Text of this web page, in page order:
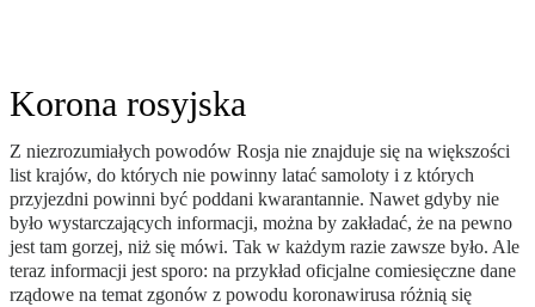
Korona rosyjska
Z niezrozumiałych powodów Rosja nie znajduje się na większości
list krajów, do których nie powinny latać samoloty i z których
przyjezdni powinni być poddani kwarantannie. Nawet gdyby nie
było wystarczających informacji, można by zakładać, że na pewno
jest tam gorzej, niż się mówi. Tak w każdym razie zawsze było. Ale
teraz informacji jest sporo: na przykład oficjalne comiesięczne dane
rządowe na temat zgonów z powodu koronawirusa różnią się